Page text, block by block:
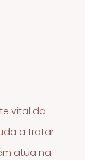
vital da
a tratar
atua na